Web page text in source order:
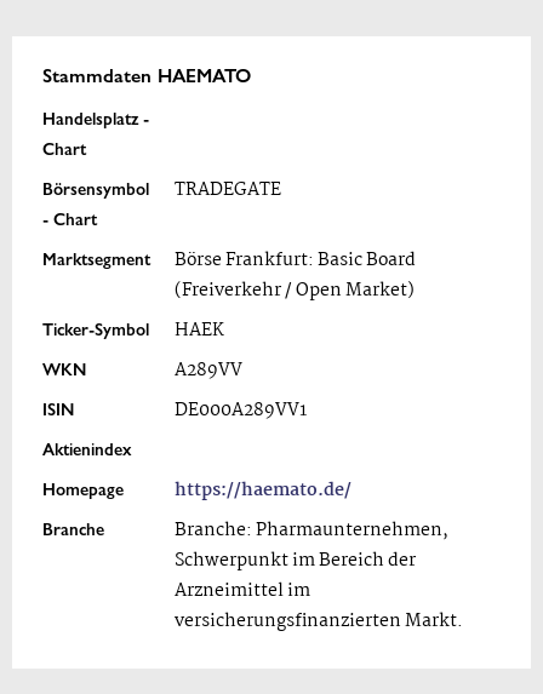
Stammdaten HAEMATO
Handelsplatz -
Chart
Börsensymbol
- Chart
TRADEGATE
Marktsegment
Börse Frankfurt: Basic Board
(Freiverkehr / Open Market)
Ticker-Symbol HAEK
WKN A289VV
ISIN DE000A289VV1
Aktienindex
Homepage
https://haemato.de/
Branche
Branche: Pharmaunternehmen,
Schwerpunkt im Bereich der
Arzneimittel im
versicherungsfinanzierten Markt.